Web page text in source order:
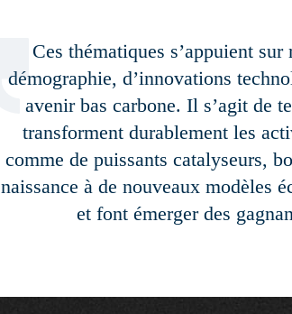
Ces thématiques s’appuient
démographie, d’innovations
avenir bas carbone. Il s’agit de
transforment durablement les
comme de puissants catalyseurs,
naissance à de nouveaux modèles
et font émerger des